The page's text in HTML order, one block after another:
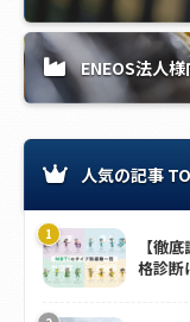
ENEOS法人
人気の記事
【徹
格診断